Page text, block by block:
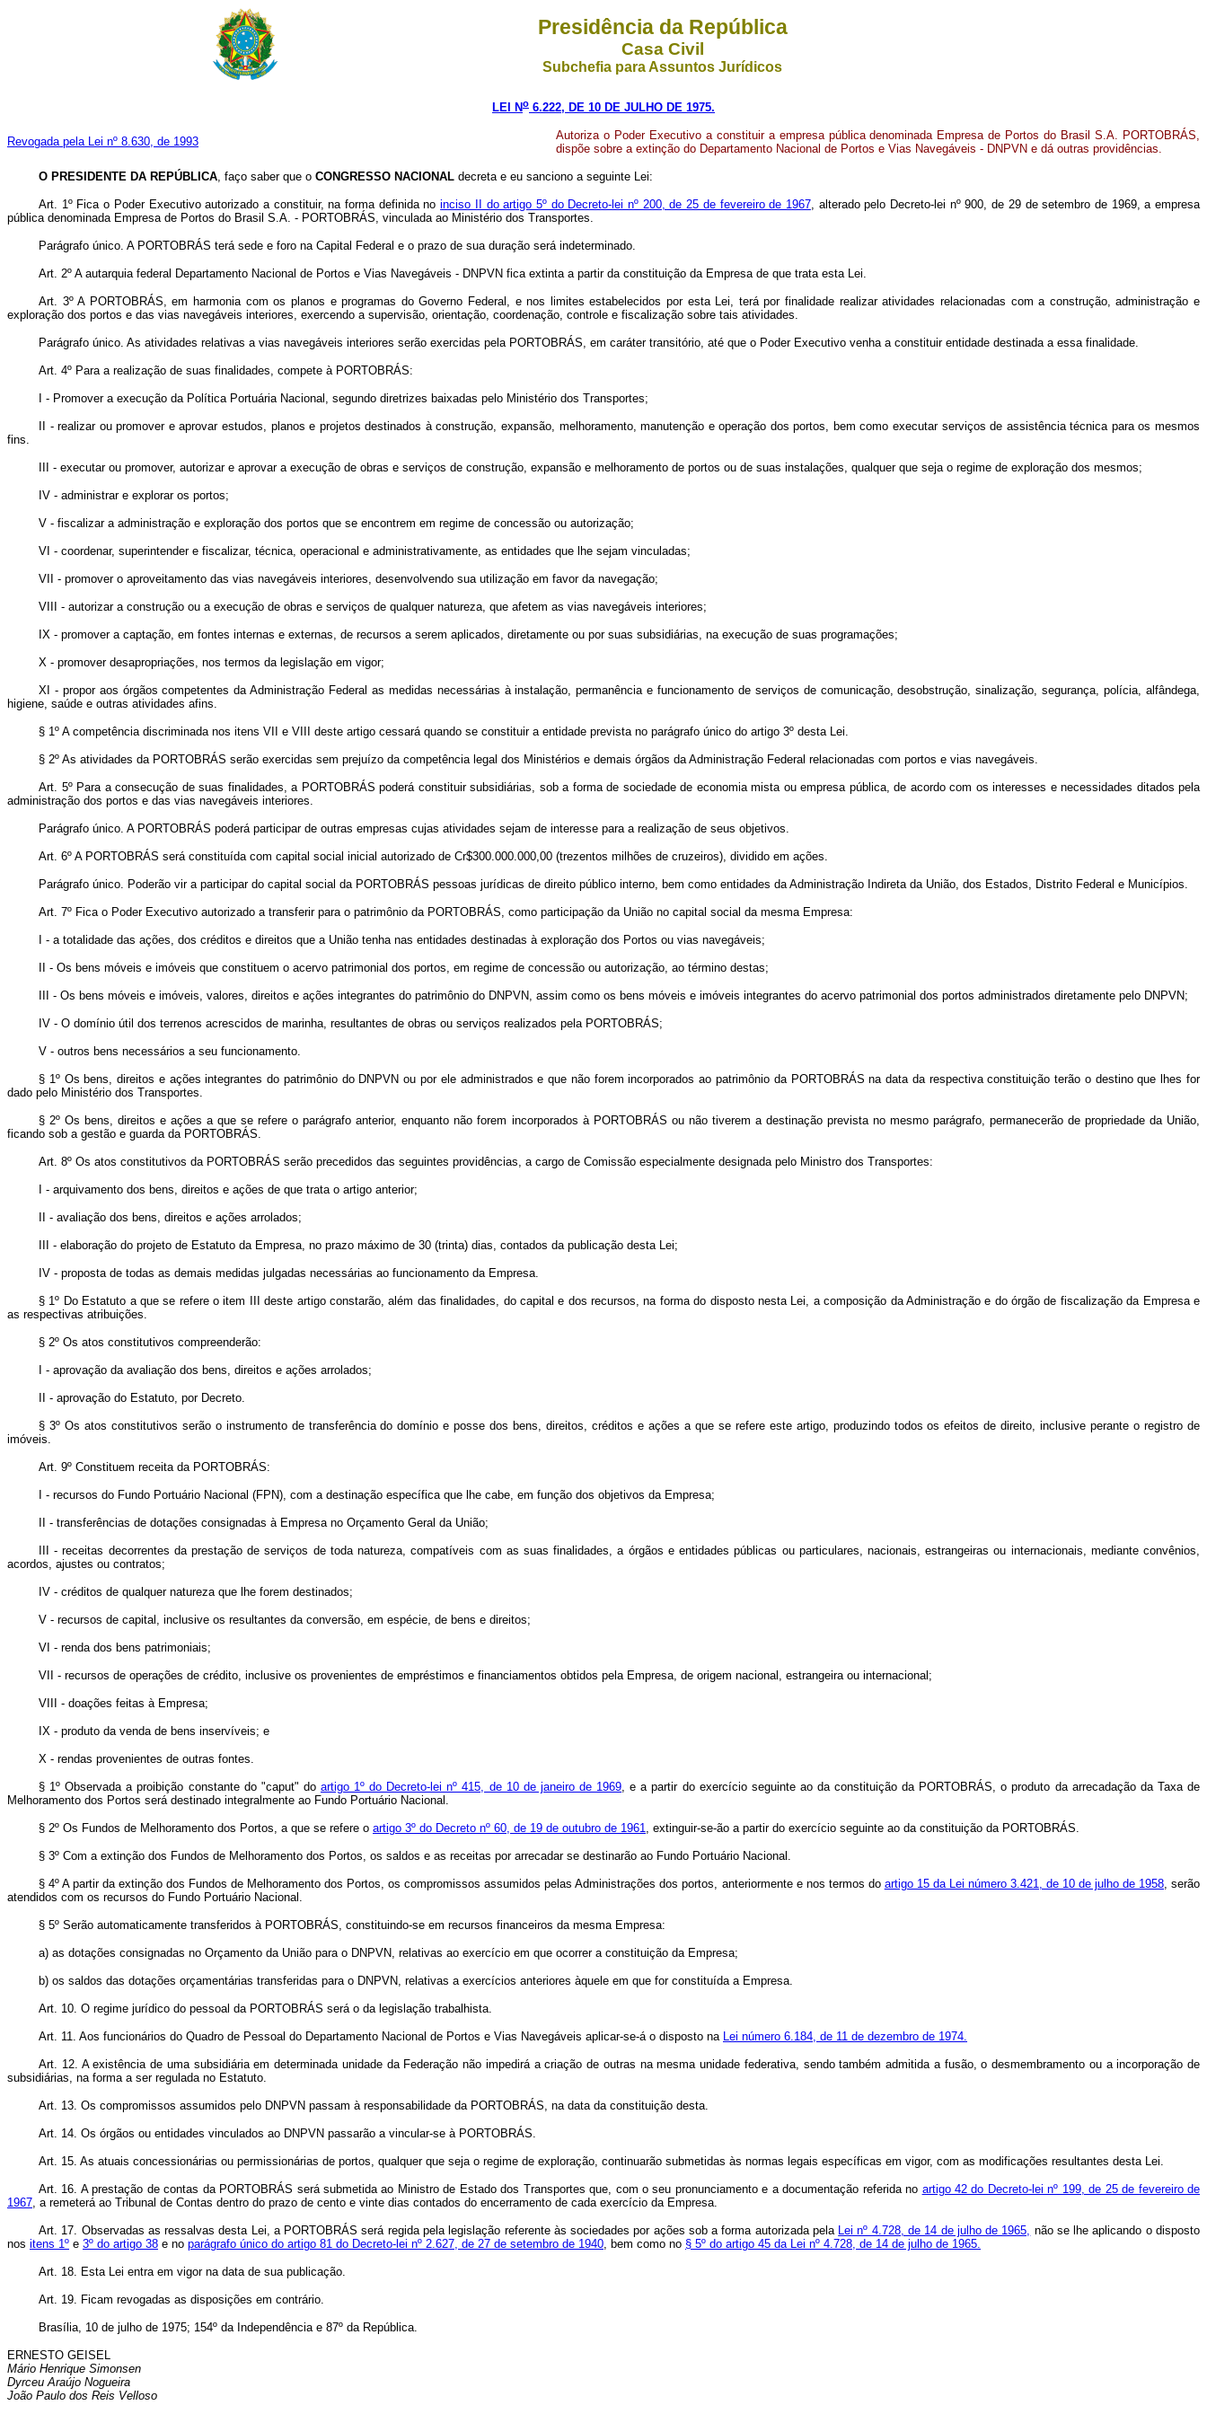
Presidência da República
Casa Civil
Subchefia para Assuntos Jurídicos
LEI No 6.222, DE 10 DE JULHO DE 1975.
Revogada pela Lei nº 8.630, de 1993
Autoriza o Poder Executivo a constituir a empresa pública denominada Empresa de Portos do Brasil S.A. PORTOBRÁS,
dispõe sobre a extinção do Departamento Nacional de Portos e Vias Navegáveis - DNPVN e dá outras providências.
O PRESIDENTE DA REPÚBLICA, faço saber que o CONGRESSO NACIONAL decreta e eu sanciono a seguinte Lei:
Art. 1º Fica o Poder Executivo autorizado a constituir, na forma definida noinciso II do artigo 5º do Decreto-lei nº 200, de 25 de fevereiro de 1967, alterado pelo Decreto-lei nº 900, de 29 de setembro de 1969, a empresa
pública denominada Empresa de Portos do Brasil S.A. - PORTOBRÁS, vinculada ao Ministério dos Transportes.
Parágrafo único. A PORTOBRÁS terá sede e foro na Capital Federal e o prazo de sua duração será indeterminado.
Art. 2º A autarquia federal Departamento Nacional de Portos e Vias Navegáveis - DNPVN fica extinta a partir da constituição da Empresa de que trata esta Lei.
Art. 3º A PORTOBRÁS, em harmonia com os planos e programas do Governo Federal, e nos limites estabelecidos por esta Lei, terá por finalidade realizar atividades relacionadas com a construção, administração e
exploração dos portos e das vias navegáveis interiores, exercendo a supervisão, orientação, coordenação, controle e fiscalização sobre tais atividades.
Parágrafo único. As atividades relativas a vias navegáveis interiores serão exercidas pela PORTOBRÁS, em caráter transitório, até que o Poder Executivo venha a constituir entidade destinada a essa finalidade.
Art. 4º Para a realização de suas finalidades, compete à PORTOBRÁS:
I - Promover a execução da Política Portuária Nacional, segundo diretrizes baixadas pelo Ministério dos Transportes;
II - realizar ou promover e aprovar estudos, planos e projetos destinados à construção, expansão, melhoramento, manutenção e operação dos portos, bem como executar serviços de assistência técnica para os mesmos
fins.
III - executar ou promover, autorizar e aprovar a execução de obras e serviços de construção, expansão e melhoramento de portos ou de suas instalações, qualquer que seja o regime de exploração dos mesmos;
IV - administrar e explorar os portos;
V - fiscalizar a administração e exploração dos portos que se encontrem em regime de concessão ou autorização;
VI - coordenar, superintender e fiscalizar, técnica, operacional e administrativamente, as entidades que lhe sejam vinculadas;
VII - promover o aproveitamento das vias navegáveis interiores, desenvolvendo sua utilização em favor da navegação;
VIII - autorizar a construção ou a execução de obras e serviços de qualquer natureza, que afetem as vias navegáveis interiores;
IX - promover a captação, em fontes internas e externas, de recursos a serem aplicados, diretamente ou por suas subsidiárias, na execução de suas programações;
X - promover desapropriações, nos termos da legislação em vigor;
XI - propor aos órgãos competentes da Administração Federal as medidas necessárias à instalação, permanência e funcionamento de serviços de comunicação, desobstrução, sinalização, segurança, polícia, alfândega,
higiene, saúde e outras atividades afins.
§ 1º A competência discriminada nos itens VII e VIII deste artigo cessará quando se constituir a entidade prevista no parágrafo único do artigo 3º desta Lei.
§ 2º As atividades da PORTOBRÁS serão exercidas sem prejuízo da competência legal dos Ministérios e demais órgãos da Administração Federal relacionadas com portos e vias navegáveis.
Art. 5º Para a consecução de suas finalidades, a PORTOBRÁS poderá constituir subsidiárias, sob a forma de sociedade de economia mista ou empresa pública, de acordo com os interesses e necessidades ditados pela
administração dos portos e das vias navegáveis interiores.
Parágrafo único. A PORTOBRÁS poderá participar de outras empresas cujas atividades sejam de interesse para a realização de seus objetivos.
Art. 6º A PORTOBRÁS será constituída com capital social inicial autorizado de Cr$300.000.000,00 (trezentos milhões de cruzeiros), dividido em ações.
Parágrafo único. Poderão vir a participar do capital social da PORTOBRÁS pessoas jurídicas de direito público interno, bem como entidades da Administração Indireta da União, dos Estados, Distrito Federal e Municípios.
Art. 7º Fica o Poder Executivo autorizado a transferir para o patrimônio da PORTOBRÁS, como participação da União no capital social da mesma Empresa:
I - a totalidade das ações, dos créditos e direitos que a União tenha nas entidades destinadas à exploração dos Portos ou vias navegáveis;
II - Os bens móveis e imóveis que constituem o acervo patrimonial dos portos, em regime de concessão ou autorização, ao término destas;
III - Os bens móveis e imóveis, valores, direitos e ações integrantes do patrimônio do DNPVN, assim como os bens móveis e imóveis integrantes do acervo patrimonial dos portos administrados diretamente pelo DNPVN;
IV - O domínio útil dos terrenos acrescidos de marinha, resultantes de obras ou serviços realizados pela PORTOBRÁS;
V - outros bens necessários a seu funcionamento.
§ 1º Os bens, direitos e ações integrantes do patrimônio do DNPVN ou por ele administrados e que não forem incorporados ao patrimônio da PORTOBRÁS na data da respectiva constituição terão o destino que lhes for
dado pelo Ministério dos Transportes.
§ 2º Os bens, direitos e ações a que se refere o parágrafo anterior, enquanto não forem incorporados à PORTOBRÁS ou não tiverem a destinação prevista no mesmo parágrafo, permanecerão de propriedade da União,
ficando sob a gestão e guarda da PORTOBRÁS.
Art. 8º Os atos constitutivos da PORTOBRÁS serão precedidos das seguintes providências, a cargo de Comissão especialmente designada pelo Ministro dos Transportes:
I - arquivamento dos bens, direitos e ações de que trata o artigo anterior;
II - avaliação dos bens, direitos e ações arrolados;
III - elaboração do projeto de Estatuto da Empresa, no prazo máximo de 30 (trinta) dias, contados da publicação desta Lei;
IV - proposta de todas as demais medidas julgadas necessárias ao funcionamento da Empresa.
§ 1º Do Estatuto a que se refere o item III deste artigo constarão, além das finalidades, do capital e dos recursos, na forma do disposto nesta Lei, a composição da Administração e do órgão de fiscalização da Empresa e
as respectivas atribuições.
§ 2º Os atos constitutivos compreenderão:
I - aprovação da avaliação dos bens, direitos e ações arrolados;
II - aprovação do Estatuto, por Decreto.
§ 3º Os atos constitutivos serão o instrumento de transferência do domínio e posse dos bens, direitos, créditos e ações a que se refere este artigo, produzindo todos os efeitos de direito, inclusive perante o registro de
imóveis.
Art. 9º Constituem receita da PORTOBRÁS:
I - recursos do Fundo Portuário Nacional (FPN), com a destinação específica que lhe cabe, em função dos objetivos da Empresa;
II - transferências de dotações consignadas à Empresa no Orçamento Geral da União;
III - receitas decorrentes da prestação de serviços de toda natureza, compatíveis com as suas finalidades, a órgãos e entidades públicas ou particulares, nacionais, estrangeiras ou internacionais, mediante convênios,
acordos, ajustes ou contratos;
IV - créditos de qualquer natureza que lhe forem destinados;
V - recursos de capital, inclusive os resultantes da conversão, em espécie, de bens e direitos;
VI - renda dos bens patrimoniais;
VII - recursos de operações de crédito, inclusive os provenientes de empréstimos e financiamentos obtidos pela Empresa, de origem nacional, estrangeira ou internacional;
VIII - doações feitas à Empresa;
IX - produto da venda de bens inservíveis; e
X - rendas provenientes de outras fontes.
§ 1º Observada a proibição constante do "caput" do artigo 1º do Decreto-lei nº 415, de 10 de janeiro de 1969, e a partir do exercício seguinte ao da constituição da PORTOBRÁS, o produto da arrecadação da Taxa de
Melhoramento dos Portos será destinado integralmente ao Fundo Portuário Nacional.
§ 2º Os Fundos de Melhoramento dos Portos, a que se refere o artigo 3º do Decreto nº 60, de 19 de outubro de 1961, extinguir-se-ão a partir do exercício seguinte ao da constituição da PORTOBRÁS.
§ 3º Com a extinção dos Fundos de Melhoramento dos Portos, os saldos e as receitas por arrecadar se destinarão ao Fundo Portuário Nacional.
§ 4º A partir da extinção dos Fundos de Melhoramento dos Portos, os compromissos assumidos pelas Administrações dos portos, anteriormente e nos termos do artigo 15 da Lei número 3.421, de 10 de julho de 1958, serão
atendidos com os recursos do Fundo Portuário Nacional.
§ 5º Serão automaticamente transferidos à PORTOBRÁS, constituindo-se em recursos financeiros da mesma Empresa:
a) as dotações consignadas no Orçamento da União para o DNPVN, relativas ao exercício em que ocorrer a constituição da Empresa;
b) os saldos das dotações orçamentárias transferidas para o DNPVN, relativas a exercícios anteriores àquele em que for constituída a Empresa.
Art. 10. O regime jurídico do pessoal da PORTOBRÁS será o da legislação trabalhista.
Art. 11. Aos funcionários do Quadro de Pessoal do Departamento Nacional de Portos e Vias Navegáveis aplicar-se-á o disposto na Lei número 6.184, de 11 de dezembro de 1974.
Art. 12. A existência de uma subsidiária em determinada unidade da Federação não impedirá a criação de outras na mesma unidade federativa, sendo também admitida a fusão, o desmembramento ou a incorporação de
subsidiárias, na forma a ser regulada no Estatuto.
Art. 13. Os compromissos assumidos pelo DNPVN passam à responsabilidade da PORTOBRÁS, na data da constituição desta.
Art. 14. Os órgãos ou entidades vinculados ao DNPVN passarão a vincular-se à PORTOBRÁS.
Art. 15. As atuais concessionárias ou permissionárias de portos, qualquer que seja o regime de exploração, continuarão submetidas às normas legais específicas em vigor, com as modificações resultantes desta Lei.
Art. 16. A prestação de contas da PORTOBRÁS será submetida ao Ministro de Estado dos Transportes que, com o seu pronunciamento e a documentação referida no artigo 42 do Decreto-lei nº 199, de 25 de fevereiro de
1967, a remeterá ao Tribunal de Contas dentro do prazo de cento e vinte dias contados do encerramento de cada exercício da Empresa.
Art. 17. Observadas as ressalvas desta Lei, a PORTOBRÁS será regida pela legislação referente às sociedades por ações sob a forma autorizada pela Lei nº 4.728, de 14 de julho de 1965, não se lhe aplicando o disposto
nos itens 1º e 3º do artigo 38 e no parágrafo único do artigo 81 do Decreto-lei nº 2.627, de 27 de setembro de 1940, bem como no § 5º do artigo 45 da Lei nº 4.728, de 14 de julho de 1965.
Art. 18. Esta Lei entra em vigor na data de sua publicação.
Art. 19. Ficam revogadas as disposições em contrário.
Brasília, 10 de julho de 1975; 154º da Independência e 87º da República.
ERNESTO GEISEL
Mário Henrique Simonsen
Dyrceu Araújo Nogueira
João Paulo dos Reis Velloso